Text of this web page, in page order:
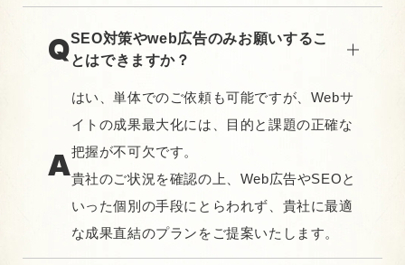
SEO対策やweb広告のみお願いするこ
とはできますか？
はい、単体でのご依頼も可能ですが、Webサ
イトの成果最大化には、目的と課題の正確な
把握が不可欠です。
貴社のご状況を確認の上、Web広告やSEOと
いった個別の手段にとらわれず、貴社に最適
な成果直結のプランをご提案いたします。